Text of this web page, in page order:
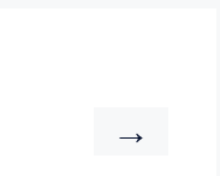
→